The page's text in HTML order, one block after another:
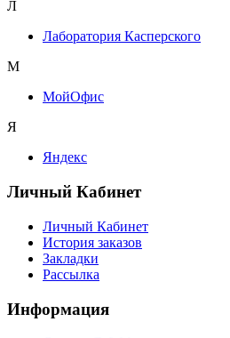
Л
Лаборатория Касперского
М
МойОфис
Я
Яндекс
Личный Кабинет
Личный Кабинет
История заказов
Закладки
Рассылка
Информация